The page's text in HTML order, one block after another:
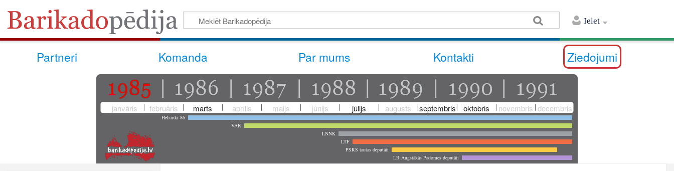
Ieiet
Partneri Komanda Par mums Kontakti Ziedojumi
janvāris februāris marts aprīlis maijs jūnijs jūlijs augusts septembris oktobris novembris decembris
Helsinki-86
VAK
LNNK
LTF
PSRS tautas deputāti
LR Augstākās Padomes deputāti